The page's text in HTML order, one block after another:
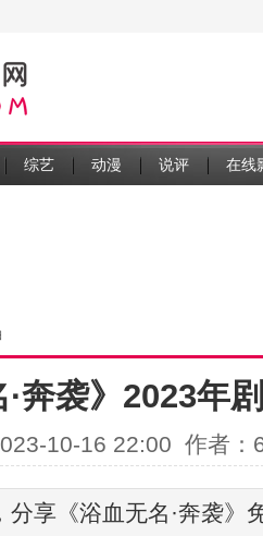
综艺 动漫 说评 在线
·奔袭》2023年
10-16 22:00 作者
分享《浴血无名·奔袭》